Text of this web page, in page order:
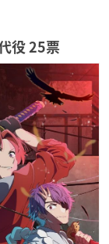
役 25票